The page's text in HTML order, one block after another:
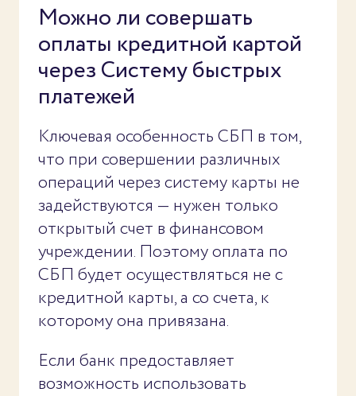
Можно ли совершать
оплаты кредитной картой
через Систему быстрых
платежей
Ключевая особенность СБП в том,
что при совершении различных
операций через систему карты не
задействуются — нужен только
открытый счет в финансовом
учреждении. Поэтому оплата по
СБП будет осуществляться не с
кредитной карты, а со счета, к
которому она привязана.
Если банк предоставляет
возможность использовать